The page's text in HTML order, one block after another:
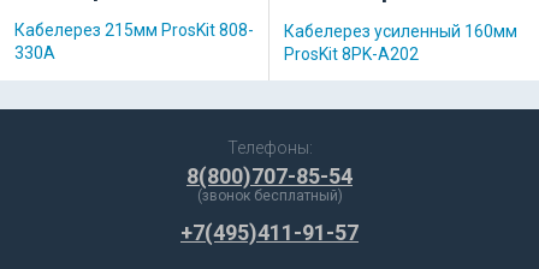
Кабелерез 215мм ProsKit 808-
330A
Кабелерез усиленный 160мм
ProsKit 8PK-A202
Телефоны:
8(800)707-85-54
(звонок бесплатный)
+7(495)411-91-57